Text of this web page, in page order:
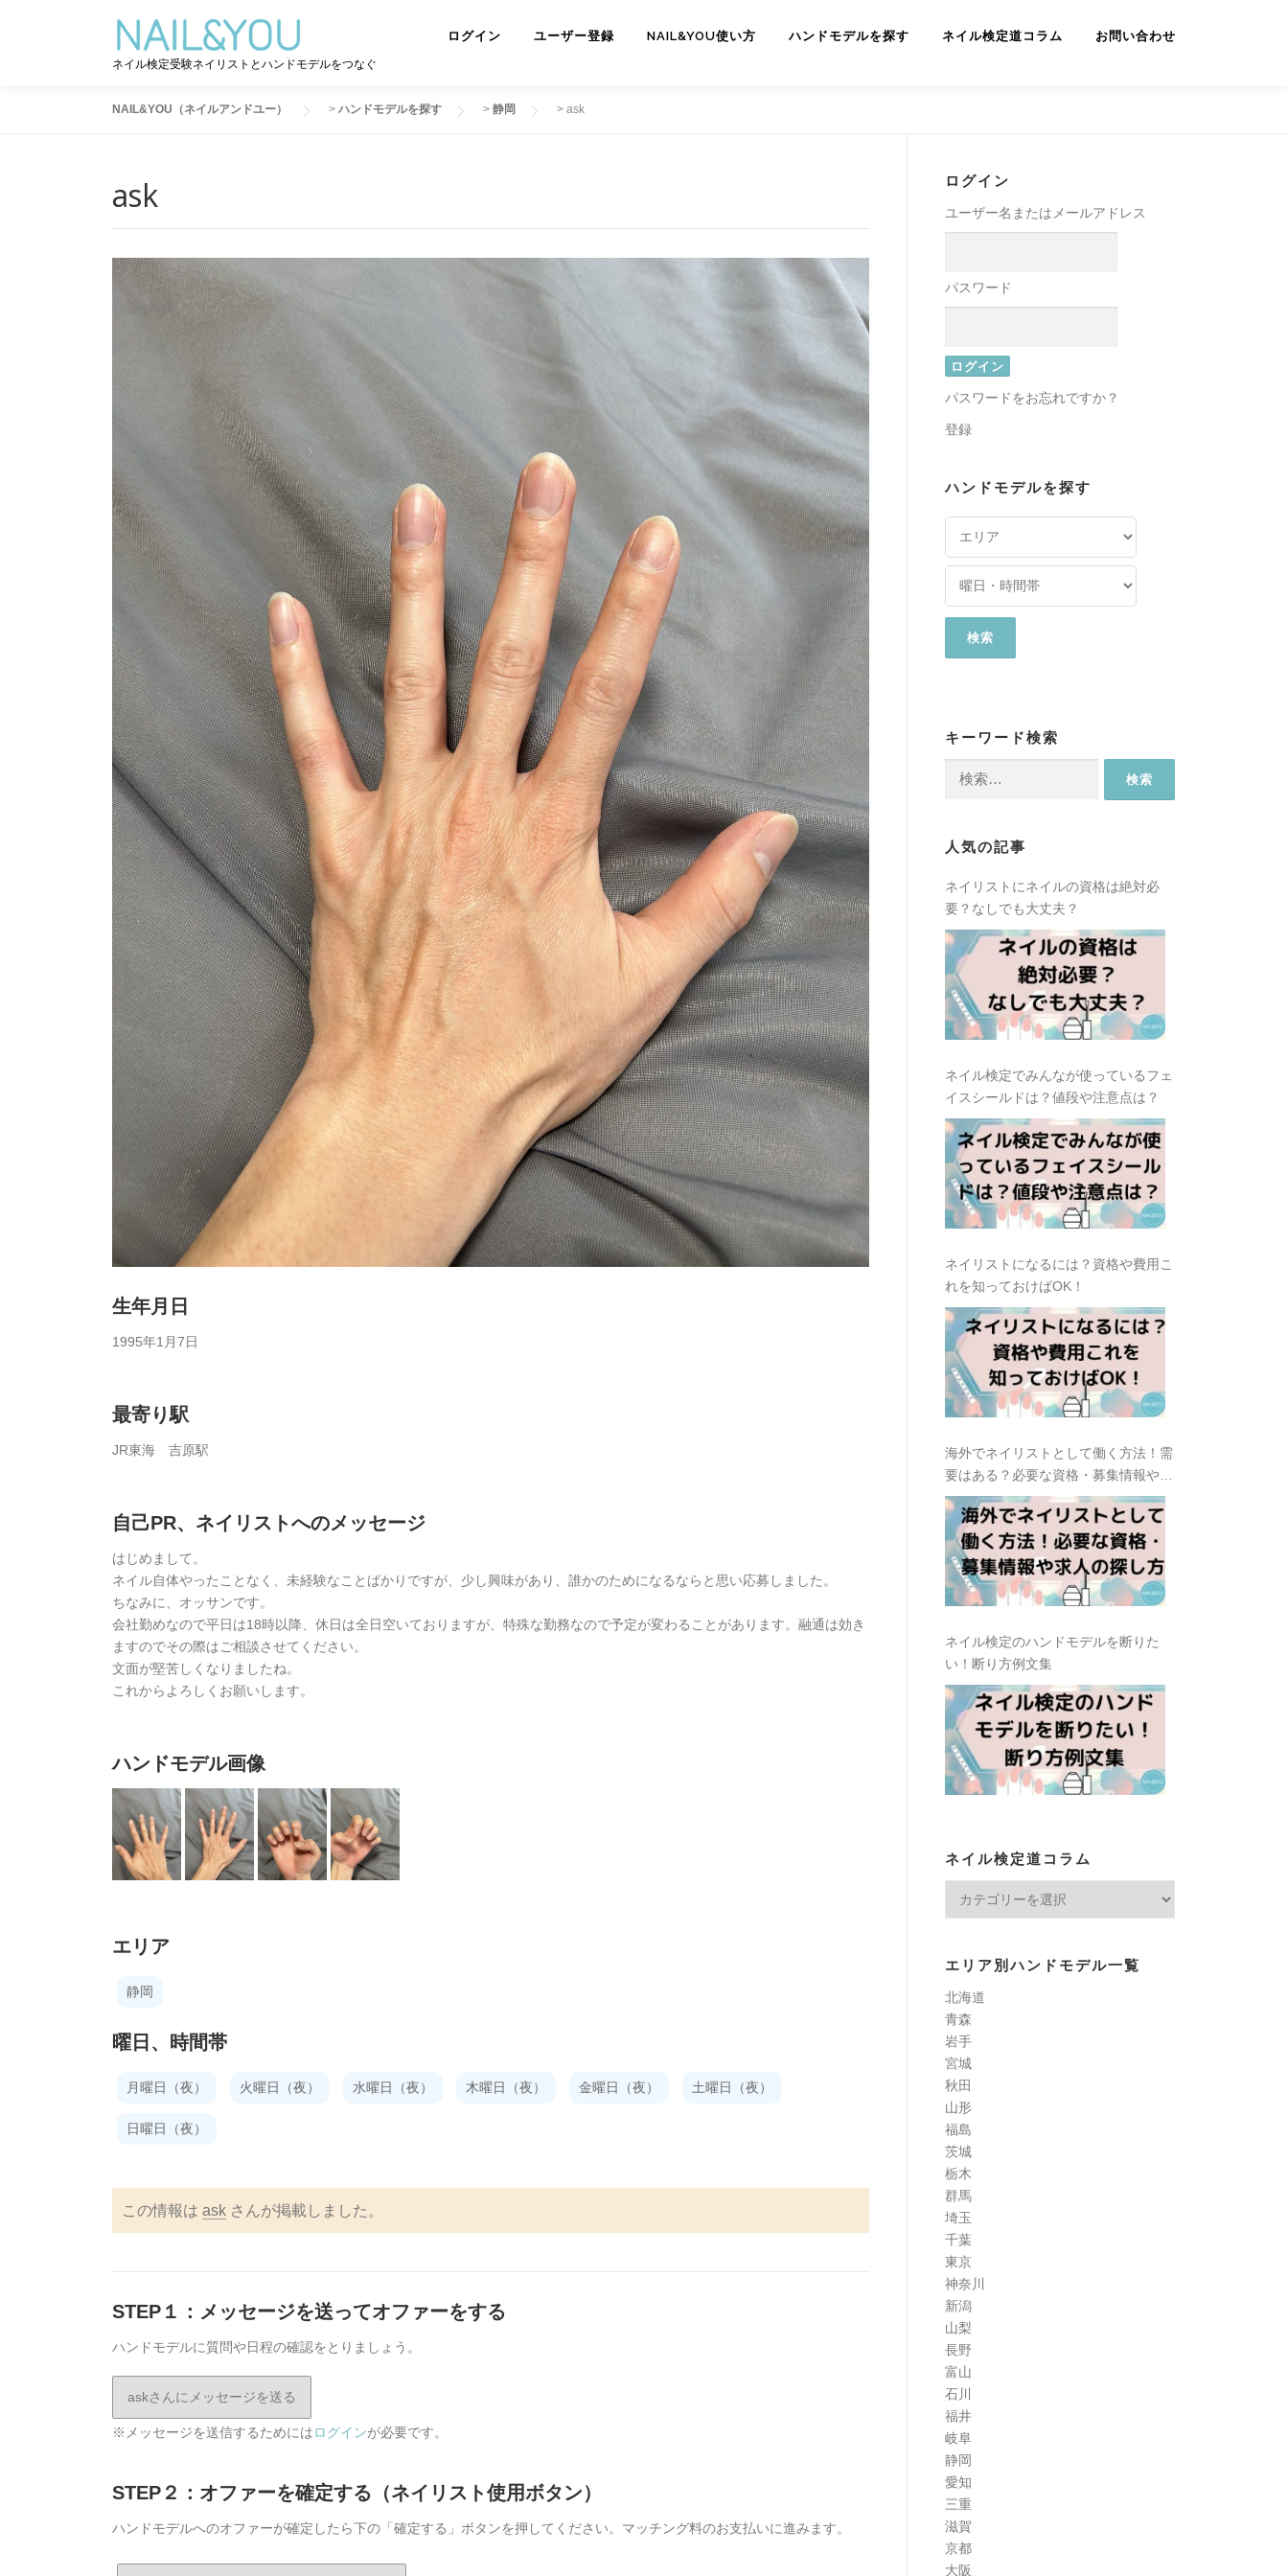
ネイル検定受験ネイリストとハンドモデルをつなぐ
ログイン ユーザー登録 NAIL&YOU使い方 ハンドモデルを探す ネイル検定道コラム お問い合わせ
NAIL&YOU（ネイルアンドユー） > ハンドモデルを探す > 静岡 > ask
ask
生年月日
1995年1月7日
最寄り駅
JR東海 吉原駅
自己PR、ネイリストへのメッセージ
はじめまして。
ネイル自体やったことなく、未経験なことばかりですが、少し興味があり、誰かのためになるならと思い応募しました。
ちなみに、オッサンです。
会社勤めなので平日は18時以降、休日は全日空いておりますが、特殊な勤務なので予定が変わることがあります。融通は効き
ますのでその際はご相談させてください。
文面が堅苦しくなりましたね。
これからよろしくお願いします。
ハンドモデル画像
エリア
静岡
曜日、時間帯
月曜日（夜） 火曜日（夜） 水曜日（夜） 木曜日（夜） 金曜日（夜） 土曜日（夜）
日曜日（夜）
この情報は ask さんが掲載しました。
STEP１：メッセージを送ってオファーをする
ハンドモデルに質問や日程の確認をとりましょう。
askさんにメッセージを送る
※メッセージを送信するためにはログインが必要です。
STEP２：オファーを確定する（ネイリスト使用ボタン）
ハンドモデルへのオファーが確定したら下の「確定する」ボタンを押してください。マッチング料のお支払いに進みます。
ログイン
ユーザー名またはメールアドレス
パスワード
パスワードをお忘れですか？
登録
ハンドモデルを探す
キーワード検索
人気の記事
ネイリストにネイルの資格は絶対必
要？なしでも大丈夫？
ネイル検定でみんなが使っているフェ
イスシールドは？値段や注意点は？
ネイリストになるには？資格や費用こ
れを知っておけばOK！
海外でネイリストとして働く方法！需
要はある？必要な資格・募集情報や求
人の探し方
ネイル検定のハンドモデルを断りた
い！断り方例文集
ネイル検定道コラム
道
コ
ラ
ム
エリア別ハンドモデル一覧
北海道
青森
岩手
宮城
秋田
山形
福島
茨城
栃木
群馬
埼玉
千葉
東京
神奈川
新潟
山梨
長野
富山
石川
福井
岐阜
静岡
愛知
三重
滋賀
京都
大阪